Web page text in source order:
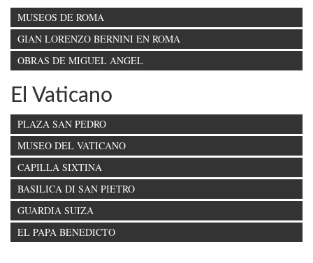
MUSEOS DE ROMA
GIAN LORENZO BERNINI EN ROMA
OBRAS DE MIGUEL ANGEL
El Vaticano
PLAZA SAN PEDRO
MUSEO DEL VATICANO
CAPILLA SIXTINA
BASILICA DI SAN PIETRO
GUARDIA SUIZA
EL PAPA BENEDICTO